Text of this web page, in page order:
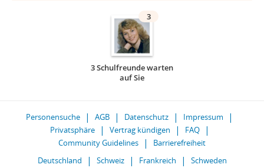
3
3 Schulfreunde warten
auf Sie
Personensuche AGB Datenschutz
Impressum
Privatsphäre
Vertrag kündigen
FAQ
Community Guidelines
Barrierefreiheit
Deutschland
Schweiz Frankreich Schweden